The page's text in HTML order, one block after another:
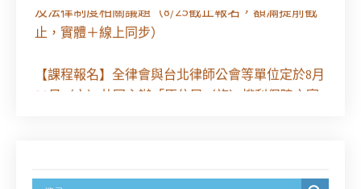
及法律制度相關議題（8/25截止報名，額滿提前截
止，實體＋線上同步）
【課程報名】全律會與台北律師公會等單位定於8月
29日（六）共同主辦「原住民（族）權利保障之實
徵求參與115年教師法律諮詢補助計畫人才庫(請於